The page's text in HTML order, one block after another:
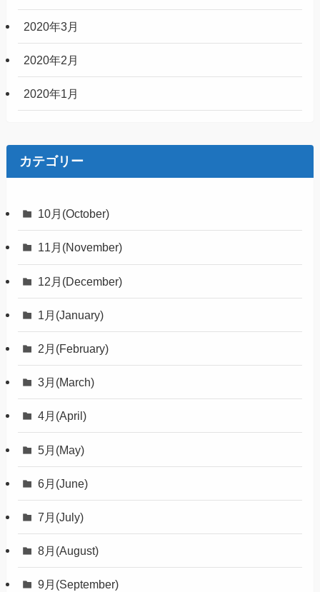
2020年3月
2020年2月
2020年1月
カテゴリー
10月(October)
11月(November)
12月(December)
1月(January)
2月(February)
3月(March)
4月(April)
5月(May)
6月(June)
7月(July)
8月(August)
9月(September)